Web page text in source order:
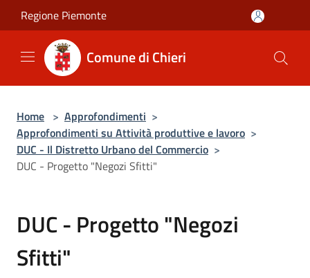
Salta al contenuto principale
Regione Piemonte
Comune di Chieri
Home > Approfondimenti >
Approfondimenti su Attività produttive e lavoro >
DUC - Il Distretto Urbano del Commercio >
DUC - Progetto "Negozi Sfitti"
DUC - Progetto "Negozi
Sfitti"